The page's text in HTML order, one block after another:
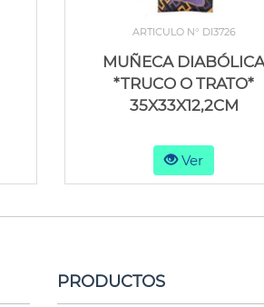
ARTICULO N° DI3726
MUÑECA DIABÓLICA
*TRUCO O TRATO*
35X33X12,2CM
Ver
PRODUCTOS